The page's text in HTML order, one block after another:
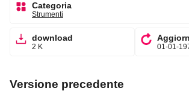
Categoria
Strumenti
download
2 K 01-01-
Versione precedente